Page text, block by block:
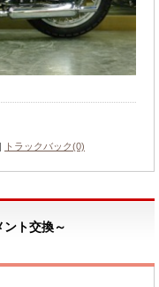
| トラックバック(0)
ント交換～